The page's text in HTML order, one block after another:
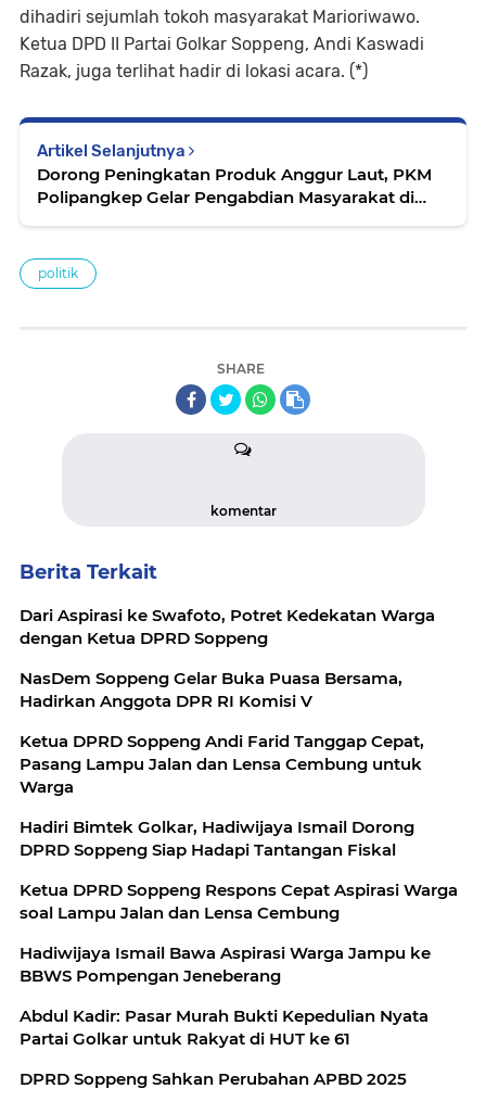
dihadiri sejumlah tokoh masyarakat Marioriwawo.
Ketua DPD II Partai Golkar Soppeng, Andi Kaswadi
Razak, juga terlihat hadir di lokasi acara. (*)
Artikel Selanjutnya
Dorong Peningkatan Produk Anggur Laut, PKM
Polipangkep Gelar Pengabdian Masyarakat di
politik
SHARE
komentar
Berita Terkait
Dari Aspirasi ke Swafoto, Potret Kedekatan Warga
dengan Ketua DPRD Soppeng
NasDem Soppeng Gelar Buka Puasa Bersama,
Hadirkan Anggota DPR RI Komisi V
Ketua DPRD Soppeng Andi Farid Tanggap Cepat,
Pasang Lampu Jalan dan Lensa Cembung untuk
Warga
Hadiri Bimtek Golkar, Hadiwijaya Ismail Dorong
DPRD Soppeng Siap Hadapi Tantangan Fiskal
Ketua DPRD Soppeng Respons Cepat Aspirasi Warga
soal Lampu Jalan dan Lensa Cembung
Hadiwijaya Ismail Bawa Aspirasi Warga Jampu ke
BBWS Pompengan Jeneberang
Abdul Kadir: Pasar Murah Bukti Kepedulian Nyata
Partai Golkar untuk Rakyat di HUT ke 61
DPRD Soppeng Sahkan Perubahan APBD 2025